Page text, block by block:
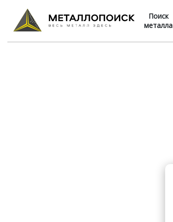
Поиск
металла